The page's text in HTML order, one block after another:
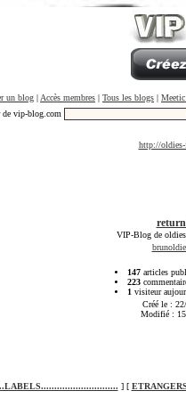
un blog | Accès membres | Tous les blogs |
de vip-blog.com
http://oldies-
return
VIP-Blog de
147articles
223
1 visiteur
Créé le :
Modifié :
] [ ETRANGERS